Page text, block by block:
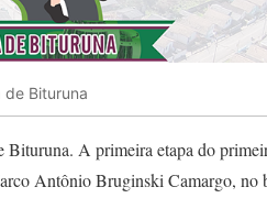
de Bituruna
Bituruna. A primeira etapa do
Antônio Bruginski Camargo, no